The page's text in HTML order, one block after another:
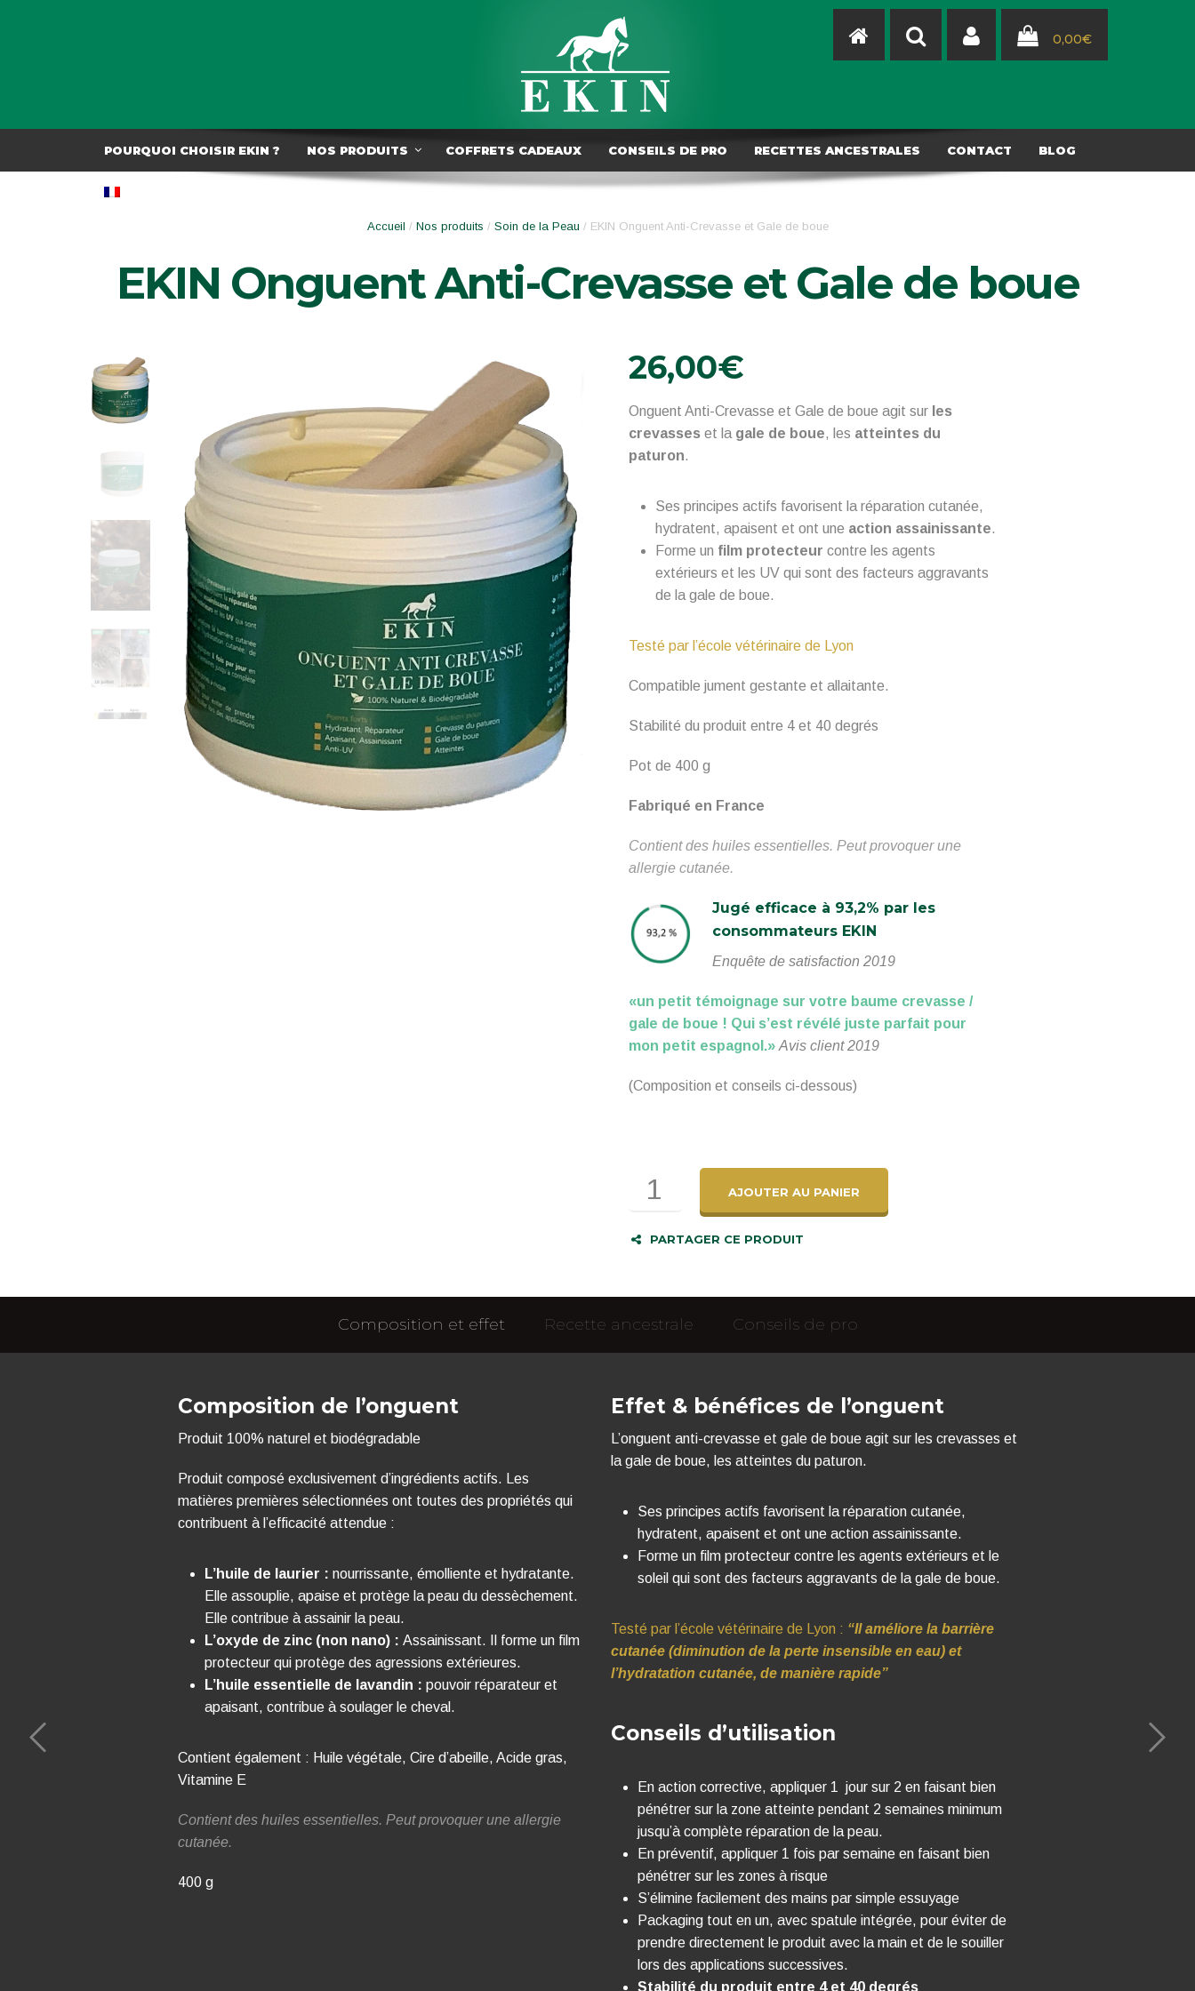
0,00€
POURQUOI CHOISIR EKIN ? NOS PRODUITS COFFRETS CADEAUX CONSEILS DE PRO RECETTES ANCESTRALES CONTACT BLOG
Accueil / Nos produits / Soin de la Peau / EKIN Onguent Anti-Crevasse et Gale de boue
EKIN Onguent Anti-Crevasse et Gale de boue
26,00€
Onguent Anti-Crevasse et Gale de boue agit sur les
crevasseset lagale de boue, les atteintesdu
paturon.
Ses principes actifs favorisent la réparation cutanée,
hydratent, apaisent et ont une action assainissante.
Forme un film protecteur contre les agents
extérieurs et les UV qui sont des facteurs aggravants
de la gale de boue.
Testé par l’école vétérinaire de Lyon
Compatible jument gestante et allaitante.
Stabilité du produit entre 4 et 40 degrés
Pot de 400 g
Fabriqué en France
Contient des huiles essentielles. Peut provoquer une
allergie cutanée.
Jugé efficace à 93,2% par les
consommateurs EKIN
Enquête de satisfaction 2019
«un petit témoignage sur votre baume crevasse /
gale de boue ! Qui s’est révélé juste parfait pour
mon petit espagnol.» Avis client 2019
(Composition et conseils ci-dessous)
Anti-
Gale
boue
AJOUTER AU PANIER
PARTAGER CE PRODUIT
Composition et effet Recette ancestrale Conseils de pro
Composition de l’onguent
Produit 100% naturel et biodégradable
Produit composé exclusivement d’ingrédients actifs. Les
matières premières sélectionnées ont toutes des propriétés qui
contribuent à l’efficacité attendue :
L’huile de laurier : nourrissante, émolliente et hydratante.
Elle assouplie, apaise et protège la peau du dessèchement.
Elle contribue à assainir la peau.
L’oxyde de zinc (non nano) : Assainissant. Il forme un film
protecteur qui protège des agressions extérieures.
L’huile essentielle de lavandin : pouvoir réparateur et
apaisant, contribue à soulager le cheval.
Contient également : Huile végétale, Cire d’abeille, Acide gras,
Vitamine E
Contient des huiles essentielles. Peut provoquer une allergie
cutanée.
400 g
Effet & bénéfices de l’onguent
L’onguent anti-crevasse et gale de boue agit sur les crevasses et
la gale de boue, les atteintes du paturon.
Ses principes actifs favorisent la réparation cutanée,
hydratent, apaisent et ont une action assainissante.
Forme un film protecteur contre les agents extérieurs et le
soleil qui sont des facteurs aggravants de la gale de boue.
Testé par l’école vétérinaire de Lyon : “Il améliore la barrière
cutanée (diminution de la perte insensible en eau) et
l’hydratation cutanée, de manière rapide”
Conseils d’utilisation
En action corrective, appliquer 1 jour sur 2 en faisant bien
pénétrer sur la zone atteinte pendant 2 semaines minimum
jusqu’à complète réparation de la peau.
En préventif, appliquer 1 fois par semaine en faisant bien
pénétrer sur les zones à risque
S’élimine facilement des mains par simple essuyage
Packaging tout en un, avec spatule intégrée, pour éviter de
prendre directement le produit avec la main et de le souiller
lors des applications successives.
Stabilité du produit entre 4 et 40 degrés